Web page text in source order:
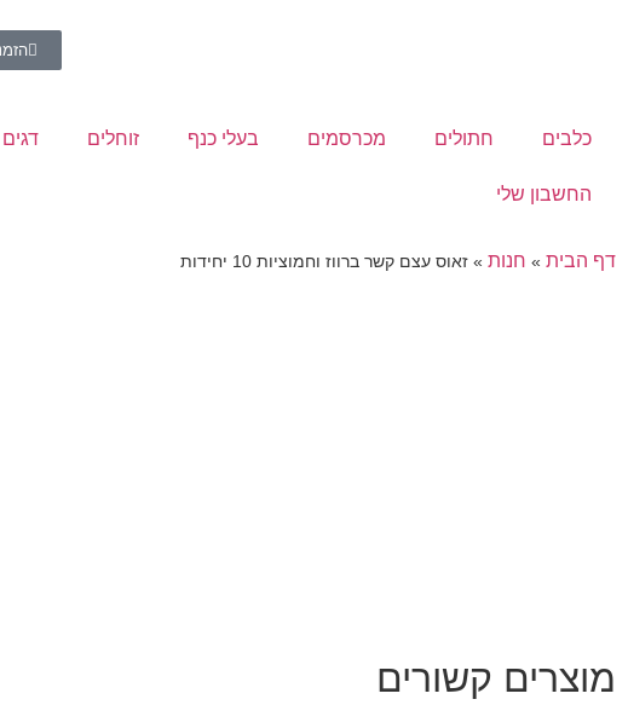
הזמנה
כלבים חתולים מכרסמים בעלי כנף זוחלים דגים
החשבון שלי
דף הבית » חנות » זאוס עצם קשר ברווז וחמוציות 10 יחידות
מוצרים קשורים